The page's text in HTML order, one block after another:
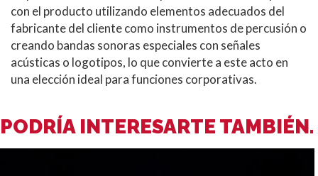
con el producto utilizando elementos adecuados del
fabricante del cliente como instrumentos de percusión o
creando bandas sonoras especiales con señales
acústicas o logotipos, lo que convierte a este acto en
una elección ideal para funciones corporativas.
PODRÍA INTERESARTE TAMBIÉN.